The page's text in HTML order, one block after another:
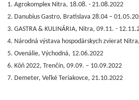
1. Agrokomplex Nitra, 18.08. - 21.08.2022
2. Danubius Gastro, Bratislava 28.04 –
3. GASTRA & KULINÁRIA, Nitra, 09.11. -
4. Národná výstava hospodárskych zvierat
5. Ovenálie, Východná, 12.06.2022
6. Kôň 2022, Trenčín, 09.09. – 10.09.2022
7. Demeter, Veľké Teriakovce, 21.10.2022